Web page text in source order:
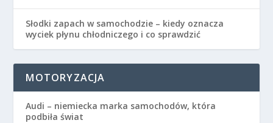
Słodki zapach w samochodzie – kiedy oznacza
wyciek płynu chłodniczego i co sprawdzić
MOTORYZACJA
Audi – niemiecka marka samochodów, która
podbiła świat